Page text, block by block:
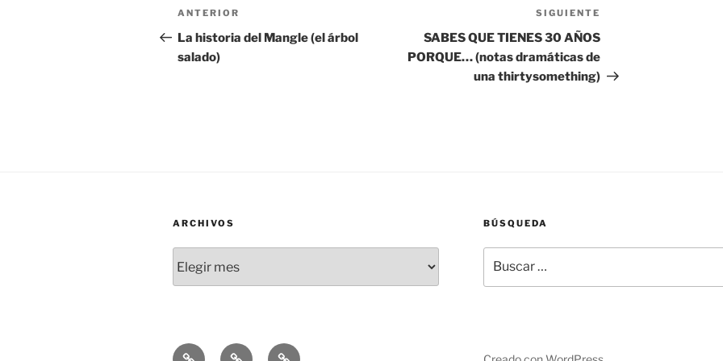
Navegación
de
entradas
Entrada
anterior:
ANTERIOR
La historia del Mangle (el árbol
salado)
entrada
SIGUIENTE
SABES QUE TIENES 30 AÑOS
PORQUE… (notas dramáticas de
una thirtysomething)
ARCHIVOS BÚSQUEDA
por:
Lo Lo Lo